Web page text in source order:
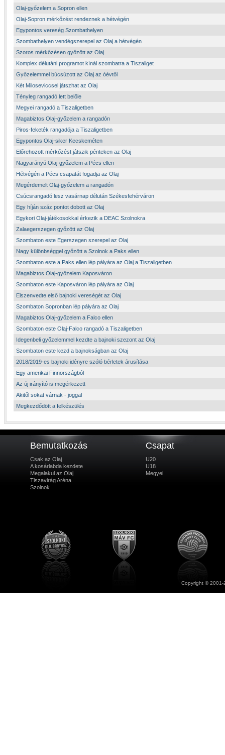
Olaj-győzelem a Sopron ellen
Olaj-Sopron mérkőzést rendeznek a hétvégén
Egypontos vereség Szombathelyen
Szombathelyen vendégszerepel az Olaj a hétvégén
Szoros mérkőzésen győzött az Olaj
Komplex délutáni programot kínál szombatra a Tiszaliget
Győzelemmel búcsúzott az Olaj az óévtől
Két Miloseviccsel játszhat az Olaj
Tényleg rangadó lett belőle
Megyei rangadó a Tiszaligetben
Magabiztos Olaj-győzelem a rangadón
Piros-feketék rangadója a Tiszaligetben
Egypontos Olaj-siker Kecskeméten
Előrehozott mérkőzést játszik pénteken az Olaj
Nagyarányú Olaj-győzelem a Pécs ellen
Hétvégén a Pécs csapatát fogadja az Olaj
Megérdemelt Olaj-győzelem a rangadón
Csúcsrangadó lesz vasárnap délután Székesfehérváron
Egy híján száz pontot dobott az Olaj
Egykori Olaj-játékosokkal érkezik a DEAC Szolnokra
Zalaegerszegen győzött az Olaj
Szombaton este Egerszegen szerepel az Olaj
Nagy különbséggel győzött a Szolnok a Paks ellen
Szombaton este a Paks ellen lép pályára az Olaj a Tiszaligetben
Magabiztos Olaj-győzelem Kaposváron
Szombaton este Kaposváron lép pályára az Olaj
Elszenvedte első bajnoki vereségét az Olaj
Szombaton Sopronban lép pályára az Olaj
Magabiztos Olaj-győzelem a Falco ellen
Szombaton este Olaj-Falco rangadó a Tiszaligetben
Idegenbeli győzelemmel kezdte a bajnoki szezont az Olaj
Szombaton este kezd a bajnokságban az Olaj
2018/2019-es bajnoki idényre szóló bérletek árusítása
Egy amerikai Finnországból
Az új irányító is megérkezett
Akitől sokat várnak - joggal
Megkezdődött a felkészülés
Bemutatkozás
Csak az Olaj
A kosárlabda kezdete
Megalakul az Olaj
Tiszavirág Aréna
Szolnok
Csapat
U20
U18
Megyei
Copyright ©